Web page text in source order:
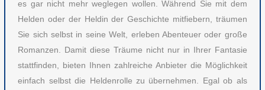
es gar nicht mehr weglegen wollen. Während Sie mit dem
Helden oder der Heldin der Geschichte mitfiebern, träumen
Sie sich selbst in seine Welt, erleben Abenteuer oder große
Romanzen. Damit diese Träume nicht nur in Ihrer Fantasie
stattfinden, bieten Ihnen zahlreiche Anbieter die Möglichkeit
einfach selbst die Heldenrolle zu übernehmen. Egal ob als